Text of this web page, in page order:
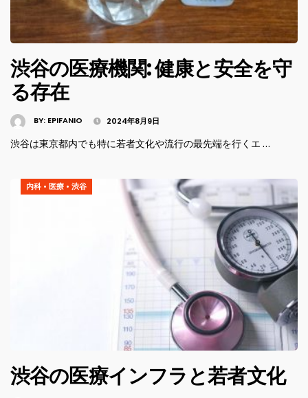
渋谷の医療機関: 健康と安全を守
る存在
BY: EPIFANIO 2024年8月9日
渋谷は東京都内でも特に若者文化や流行の最先端を行くエ …
内科 • 医療 • 渋谷
渋谷の医療インフラと若者文化